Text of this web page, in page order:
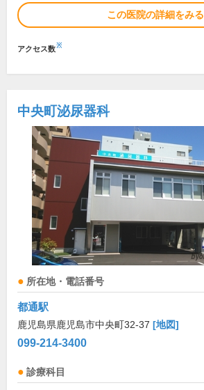
この医院の詳細をみる
アクセス数※
中央町泌尿器科
所在地・電話番号
都通駅
鹿児島県鹿児島市中央町32-37 [地図]
099-214-3400
診療科目